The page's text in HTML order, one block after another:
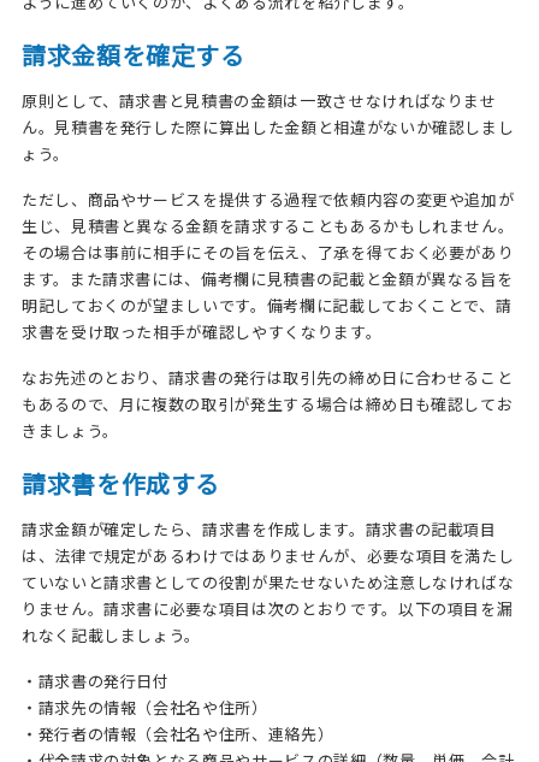
請求金額を確定する
原則として、請求書と見積書の金額は一致させなければなりませ
ん。見積書を発行した際に算出した金額と相違がないか確認しまし
ょう。
ただし、商品やサービスを提供する過程で依頼内容の変更や追加が
生じ、見積書と異なる金額を請求することもあるかもしれません。
その場合は事前に相手にその旨を伝え、了承を得ておく必要があり
ます。また請求書には、備考欄に見積書の記載と金額が異なる旨を
明記しておくのが望ましいです。備考欄に記載しておくことで、請
求書を受け取った相手が確認しやすくなります。
なお先述のとおり、請求書の発行は取引先の締め日に合わせること
もあるので、月に複数の取引が発生する場合は締め日も確認してお
きましょう。
請求書を作成する
請求金額が確定したら、請求書を作成します。請求書の記載項目
は、法律で規定があるわけではありませんが、必要な項目を満たし
ていないと請求書としての役割が果たせないため注意しなければな
りません。請求書に必要な項目は次のとおりです。以下の項目を漏
れなく記載しましょう。
・請求書の発行日付
・請求先の情報（会社名や住所）
・発行者の情報（会社名や住所、連絡先）